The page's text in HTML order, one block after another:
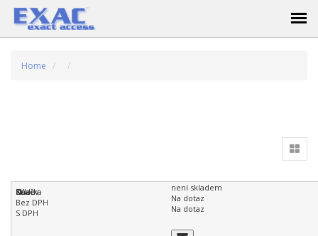
Home
není skladem
Na dotaz
Na dotaz